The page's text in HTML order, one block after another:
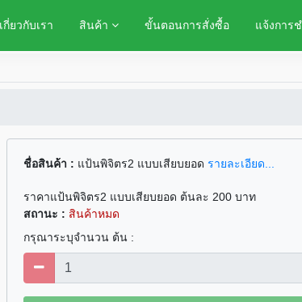
เกี่ยวกับเรา สินค้า ขั้นตอนการสั่งซื้อ แจ้งการ
ชื่อสินค้า : แป้นพิจิตร2 แบบเสียบยอด รายละเอียด...
ราคาแป้นพิจิตร2 แบบเสียบยอด ต้นละ 200 บาท
สถานะ : สินค้าหมด
กรุณาระบุจำนวน ต้น :